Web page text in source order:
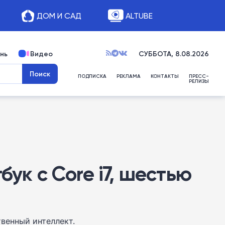
ДОМ И САД ALTUBE
Видео СУББОТА, 8.08.2026
ПОДПИСКА РЕКЛАМА КОНТАКТЫ ПРЕСС-
РЕЛИЗЫ
с Core i7, шестью
интеллект.